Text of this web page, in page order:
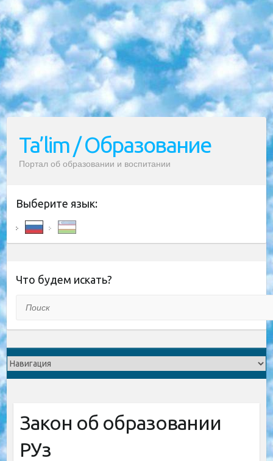
Ta’lim / Образование
Портал об образовании и воспитании
Выберите язык:
Что будем искать?
Закон об образовании
РУз